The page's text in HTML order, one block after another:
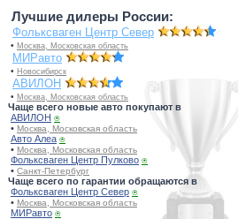
Лучшие дилеры России:
Фольксваген Центр Север
• Москва, Московская область
МИРавто
• Новосибирск
АВИЛОН
• Москва, Московская область
Чаще всего новые авто покупают в
АВИЛОН ⍟
• Москва, Московская область
Авто Алеа ⍟
• Москва, Московская область
Фольксваген Центр Пулково ⍟
• Санкт-Петербург
Чаще всего по гарантии обращаются в
Фольксваген Центр Север ⍟
• Москва, Московская область
МИРавто ⍟